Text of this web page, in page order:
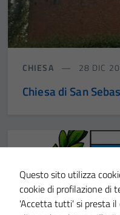
CHIESA 28 DIC
Chiesa di San
Questo sito utilizza
cookie di profilazione di
'Accetta tutti' si presta il